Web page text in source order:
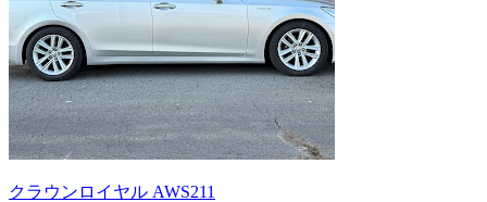
クラウンロイヤル AWS211